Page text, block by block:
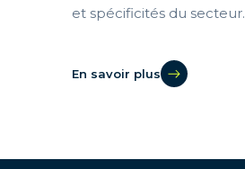
et spécificités du secteur.
En savoir plus